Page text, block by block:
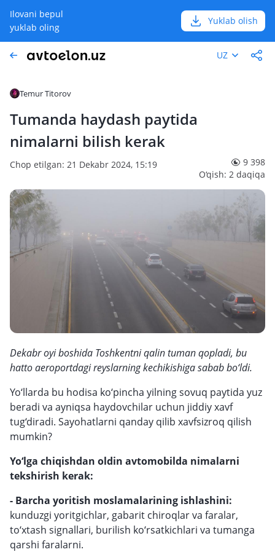
Ilovani bepul
yuklab oling
Yuklab olish
UZ
Temur Titorov
Tumanda haydash paytida
nimalarni bilish kerak
Chop etilgan: 21 Dekabr 2024, 15:19
9 398
O‘qish: 2 daqiqa
Dekabr oyi boshida Toshkentni qalin tuman qopladi, bu
hatto aeroportdagi reyslarning kechikishiga sabab bo‘ldi.
Yo‘llarda bu hodisa ko‘pincha yilning sovuq paytida yuz
beradi va ayniqsa haydovchilar uchun jiddiy xavf
tug‘diradi. Sayohatlarni qanday qilib xavfsizroq qilish
mumkin?
Yo‘lga chiqishdan oldin avtomobilda nimalarni
tekshirish kerak:
- Barcha yoritish moslamalarining ishlashini:
kunduzgi yoritgichlar, gabarit chiroqlar va faralar,
to‘xtash signallari, burilish ko‘rsatkichlari va tumanga
qarshi faralarni.